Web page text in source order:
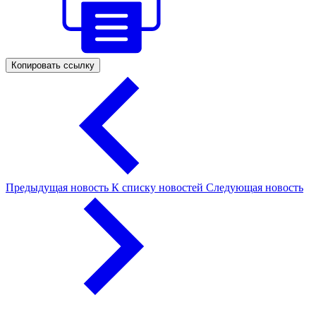
Копировать ссылку
Предыдущая новость К списку новостей Следующая новость